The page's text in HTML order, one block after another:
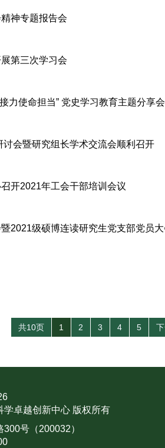
神专题报告会
第三次学习会
力使命担当” 党史学习教育主题分享会
会暨研究组长学术交流会顺利召开
开2021年工会干部培训会议
2021级硕博连读研究生党支部党员大
共10页 1 2 3 4 5
学卓越创新中心 版权所有
号（200032）